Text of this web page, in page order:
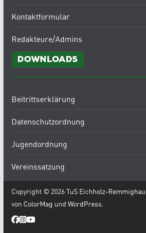
Kontaktformular
Redakteure/Admins
Downloads
Beitrittserklärung
Datenschutzordnung
Jugendordnung
Vereinssatzung
Copyright © 2026TuS Eichholz-
von ColorMag und WordPress.